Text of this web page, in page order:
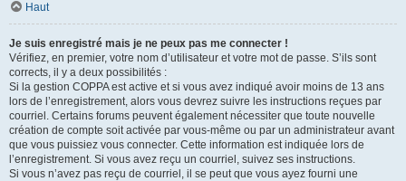
Haut
Je suis enregistré mais je ne peux pas me connecter !
Vérifiez, en premier, votre nom d’utilisateur et votre mot de passe. S’ils sont
corrects, il y a deux possibilités :
Si la gestion COPPA est active et si vous avez indiqué avoir moins de 13 ans
lors de l’enregistrement, alors vous devrez suivre les instructions reçues par
courriel. Certains forums peuvent également nécessiter que toute nouvelle
création de compte soit activée par vous-même ou par un administrateur avant
que vous puissiez vous connecter. Cette information est indiquée lors de
l’enregistrement. Si vous avez reçu un courriel, suivez ses instructions.
Si vous n’avez pas reçu de courriel, il se peut que vous ayez fourni une